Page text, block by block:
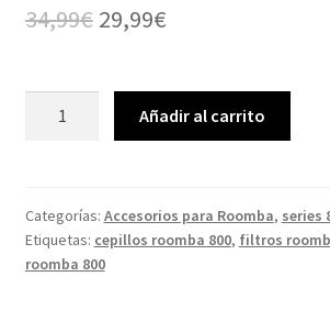
34,99€ El
original
era:
29,99€El
actual
es:
de
Accesorios
para
Añadir al carrito
Categorías: Accesorios para Roomba, series
Etiquetas: cepillos roomba 800, filtros
roomba 800